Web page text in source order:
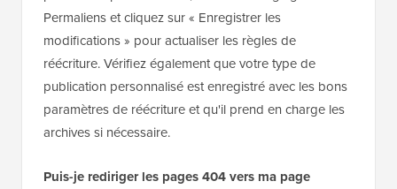
Permaliens et cliquez sur « Enregistrer les
modifications » pour actualiser les règles de
réécriture. Vérifiez également que votre type de
publication personnalisé est enregistré avec les bons
paramètres de réécriture et qu'il prend en charge les
archives si nécessaire.
Puis-je rediriger les pages 404 vers ma page